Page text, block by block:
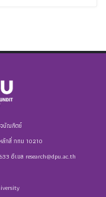
จบัณฑิตย์
กสี่ กทม 10210
อีเมล research@dpu.ac.th